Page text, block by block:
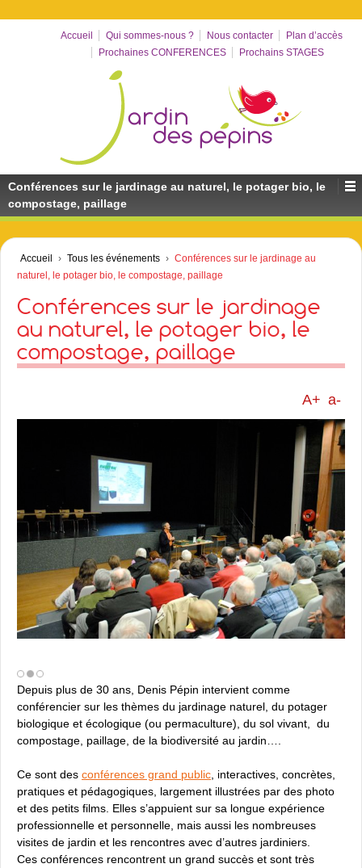
Accueil Qui sommes-nous ? Nous contacter
Plan d’accès
Prochaines CONFERENCES
Prochains STAGES
Conférences sur le jardinage au naturel, le potager bio, le
compostage, paillage
Accueil › Tous les événements › Conférences sur le jardinage au
naturel, le potager bio, le compostage, paillage
Conférences sur le jardinage
au naturel, le potager bio, le
compostage, paillage
A+ a-
Depuis plus de 30 ans, Denis Pépin intervient comme
conférencier sur les thèmes du jardinage naturel, du potager
biologique et écologique (ou permaculture), du sol vivant, du
compostage, paillage, de la biodiversité au jardin….
Ce sont des conférences grand public , interactives, concrètes,
pratiques et pédagogiques, largement illustrées par des photo
et des petits films. Elles s’appuient sur sa longue expérience
professionnelle et personnelle, mais aussi les nombreuses
visites de jardin et les rencontres avec d’autres jardiniers.
Ces conférences rencontrent un grand succès et sont très